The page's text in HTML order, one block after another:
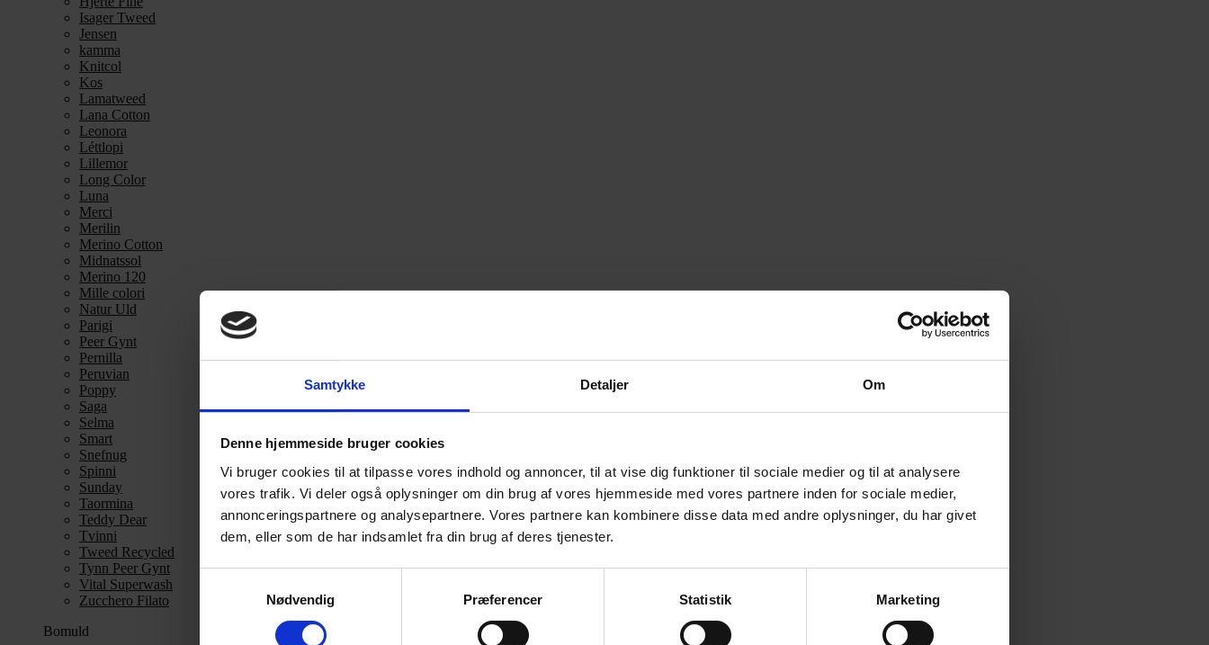
Samtykke Detaljer Om
Denne hjemmeside bruger cookies
Vi bruger cookies til at tilpasse vores indhold og annoncer, til at vise dig funktioner til sociale medier og til at analysere
vores trafik. Vi deler også oplysninger om din brug af vores hjemmeside med vores partnere inden for sociale medier,
annonceringspartnere og analysepartnere. Vores partnere kan kombinere disse data med andre oplysninger, du har givet
dem, eller som de har indsamlet fra din brug af deres tjenester.
Nødvendig
Præferencer Statistik Marketing
Isager Tweed
Jensen
kamma
Knitcol
Kos
Lamatweed
Lana Cotton
Leonora
Léttlopi
Lillemor
Long Color
Luna
Merci
Merilin
Merino Cotton
Midnatssol
Merino 120
Mille colori
Natur Uld
Parigi
Peer Gynt
Pernilla
Peruvian
Poppy
Saga
Selma
Smart
Snefnug
Spinni
Sunday
Taormina
Teddy Dear
Tvinni
Tweed Recycled
Tynn Peer Gynt
Vital Superwash
Zucchero Filato
Bomuld